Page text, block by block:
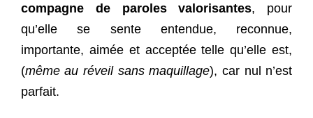
compagne de paroles valorisantes, pour
qu’elle se sente entendue, reconnue,
importante, aimée et acceptée telle qu’elle est,
(même au réveil sans maquillage), car nul n’est
parfait.